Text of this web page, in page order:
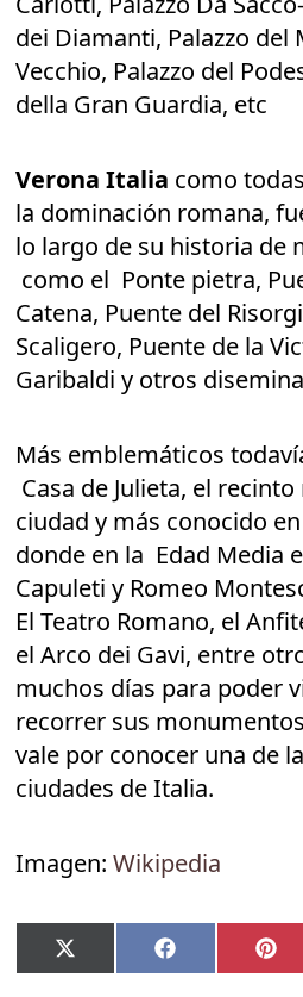
dei Diamanti, Palazzo del
Vecchio, Palazzo del
della Gran Guardia, etc
Verona Italia como
la dominación romana,
lo largo de su historia de
como el Ponte pietra,
Catena, Puente del
Scaligero, Puente de la
Garibaldi y otros
Más emblemáticos
Casa de Julieta, el
ciudad y más conocido
donde en la Edad Media
Capuleti y Romeo
El Teatro Romano, el
el Arco dei Gavi, entre
muchos días para poder
recorrer sus
vale por conocer una de
ciudades de Italia.
Imagen:Wikipedia
Compartir
en
X
(Twitter)
Compartir
en
Facebook
en